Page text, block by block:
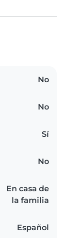
No
No
Sí
No
En casa de
la familia
Español